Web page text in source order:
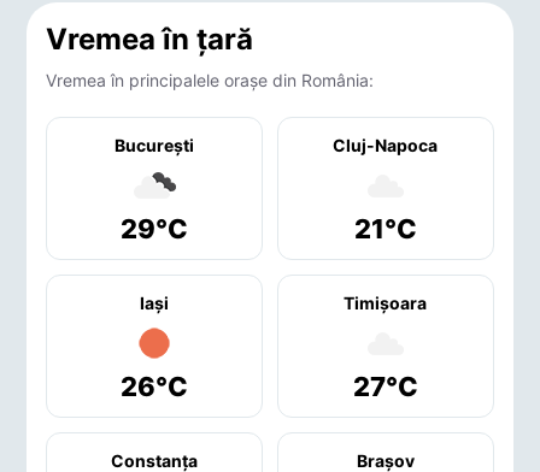
Vremea în țară
Vremea în principalele orașe din România:
București
29°C
Cluj-Napoca
21°C
Iaşi
26°C
Timişoara
27°C
Constanţa Braşov